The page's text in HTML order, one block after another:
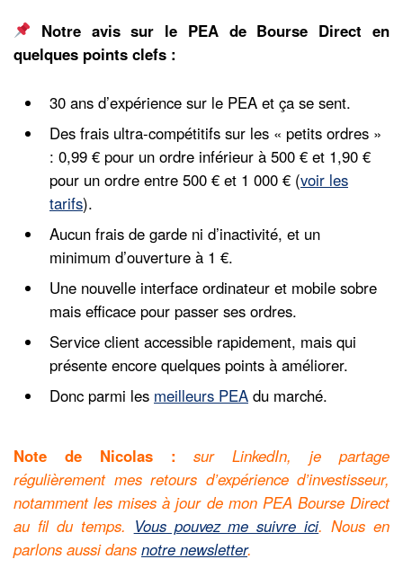
Notre avis sur le PEA de Bourse Direct en
quelques points clefs :
30 ans d’expérience sur le PEA et ça se sent.
Des frais ultra-compétitifs sur les « petits ordres »
: 0,99 € pour un ordre inférieur à 500 € et 1,90 €
pour un ordre entre 500 € et 1 000 € (voir les
tarifs).
Aucun frais de garde ni d’inactivité, et un
minimum d’ouverture à 1 €.
Une nouvelle interface ordinateur et mobile sobre
mais efficace pour passer ses ordres.
Service client accessible rapidement, mais qui
présente encore quelques points à améliorer.
Donc parmi les meilleurs PEA du marché.
Note de Nicolas :
sur LinkedIn, je partage
régulièrement mes retours d’expérience d’investisseur,
notamment les mises à jour de mon PEA Bourse Direct
au fil du temps. Vous pouvez me suivre ici. Nous en
parlons aussi dans notre newsletter.